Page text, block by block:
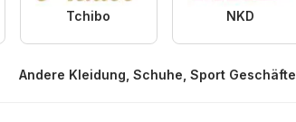
Tchibo NKD
Andere Kleidung, Schuhe, Sport Geschäfte